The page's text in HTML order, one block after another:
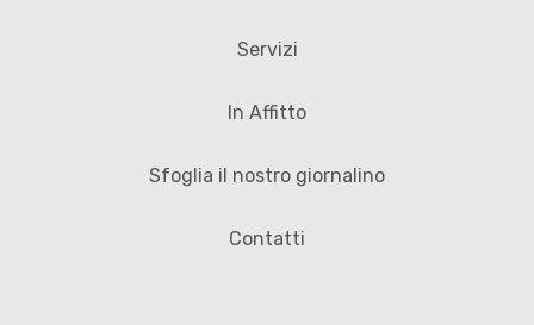
Servizi
In Affitto
Sfoglia il nostro giornalino
Contatti